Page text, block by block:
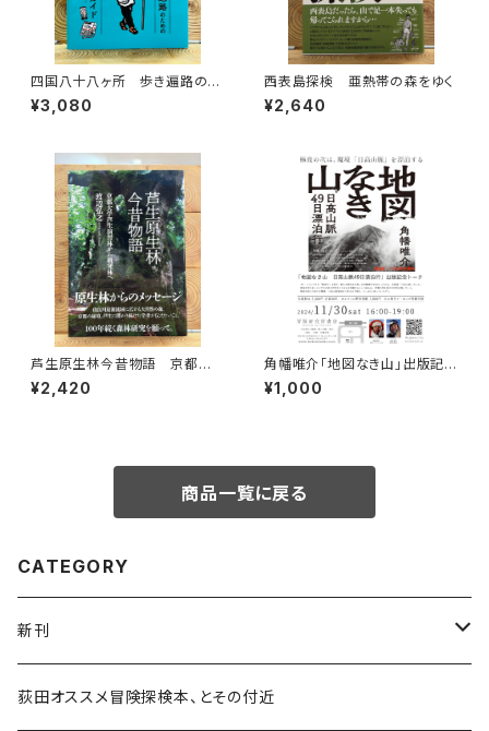
四国八十八ヶ所 歩き遍路のた
めの完全ガイド
¥3,080
西表島探検 亜熱帯の森をゆく
¥2,640
芦生原生林今昔物語 京都大
学芦生演習林から研究林へ
¥2,420
角幡唯介「地図なき山」出版記念
トークイベント録画視聴権
¥1,000
商品一覧に戻る
CATEGORY
新刊
和書
荻田オススメ冒険探検本、とその付近